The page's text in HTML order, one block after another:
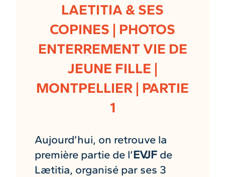
LAETITIA & SES
COPINES | PHOTOS
ENTERREMENT VIE DE
JEUNE FILLE |
MONTPELLIER | PARTIE
1
Aujourd’hui, on retrouve la
première partie de l’EVJFde
Lætitia, organisé par ses 3